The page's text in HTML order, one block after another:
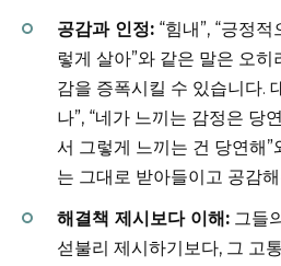
공감과 인정: “힘내”, “긍정
렇게 살아”와 같은 말은 오
감을 증폭시킬 수 있습니다.
나”, “네가 느끼는 감정은 당
서 그렇게 느끼는 건 당연해
는 그대로 받아들이고 공감
해결책 제시보다 이해: 그들
섣불리 제시하기보다, 그 고